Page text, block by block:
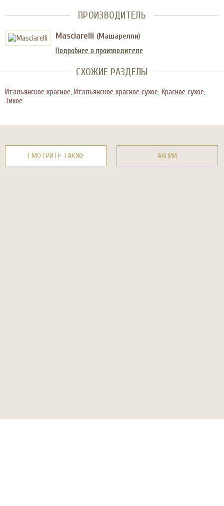
ПРОИЗВОДИТЕЛЬ
Masciarelli (Машарелли)
Подробнее о производителе
СХОЖИЕ РАЗДЕЛЫ
Итальянское красное, Итальянское красное сухое, Красное сухое,
Тихое
СМОТРИТЕ ТАКЖЕ АКЦИИ